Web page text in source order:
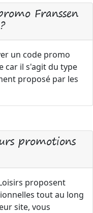
Franssen
un code promo
car il s'agit du type
proposé par les
promotions
proposent
tout au long
site, vous